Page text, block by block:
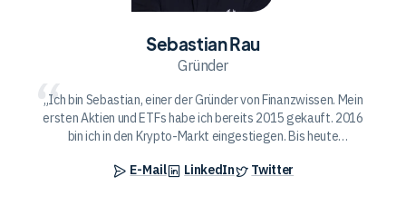
Sebastian Rau
Gründer
Ich bin Sebastian, einer der Gründer von Finanzwissen. Mein
ersten Aktien und ETFs habe ich bereits 2015 gekauft. 2016
bin ich in den Krypto-Markt eingestiegen. Bis heute
Immobilien. Als Prozessmanager in einer deutschen
E-Mail LinkedIn Twitter